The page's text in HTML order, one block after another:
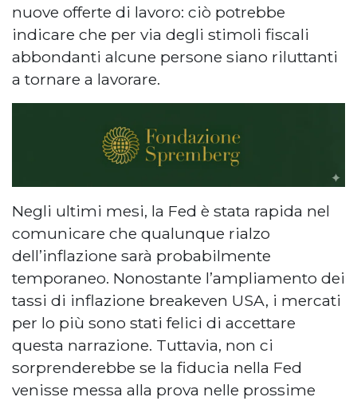
nuove offerte di lavoro: ciò potrebbe
indicare che per via degli stimoli fiscali
abbondanti alcune persone siano riluttanti
a tornare a lavorare.
Negli ultimi mesi, la Fed è stata rapida nel
comunicare che qualunque rialzo
dell’inflazione sarà probabilmente
temporaneo. Nonostante l’ampliamento dei
tassi di inflazione breakeven USA, i mercati
per lo più sono stati felici di accettare
questa narrazione. Tuttavia, non ci
sorprenderebbe se la fiducia nella Fed
venisse messa alla prova nelle prossime